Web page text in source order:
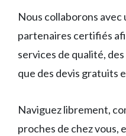
Nous collaborons avec
partenaires certifiés
services de qualité,
que des devis gratuits
Naviguez librement,
proches de chez vous,